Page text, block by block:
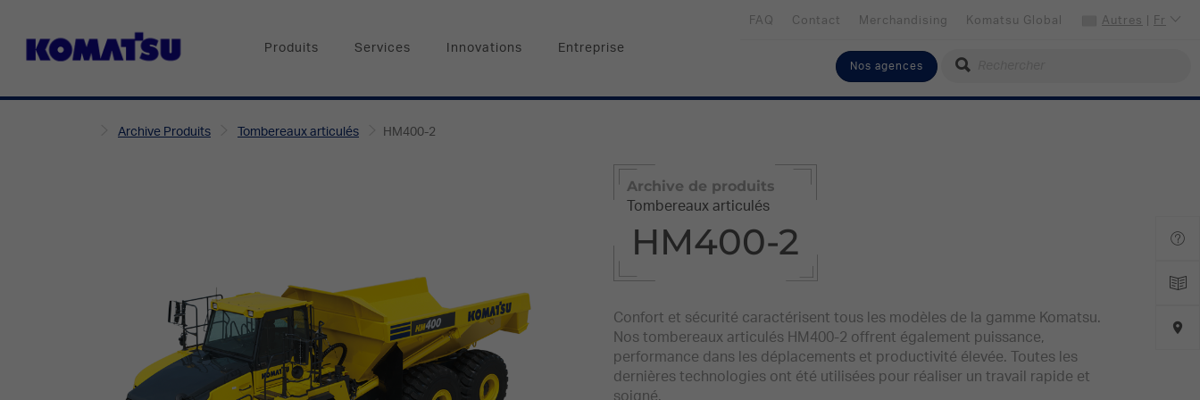
Produits Services Innovations Entreprise
Autres Fr
Choisissez votre langue
Français
Komatsu Global
Merchandising
Contact
FAQ
Nos agences
Archive Produits Tombereaux articulés HM400-2
Archive de produits
Tombereaux articulés
HM400-2
Confort et sécurité caractérisent tous les modèles de la gamme Komatsu.
Nos tombereaux articulés HM400-2 offrent également puissance,
performance dans les déplacements et productivité élevée. Toutes les
dernières technologies ont été utilisées pour réaliser un travail rapide et
soigné.